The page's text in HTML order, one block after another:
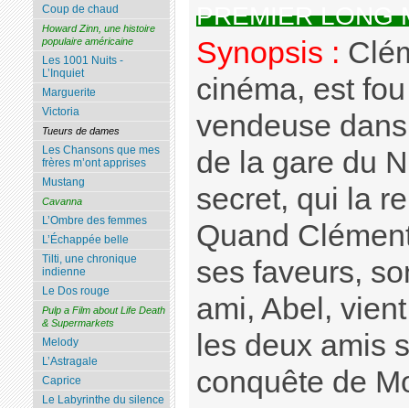
PREMIER LONG
Synopsis :
cinéma, est
vendeuse
de la gare du
secret, qui la
Quand
ses faveurs,
ami, Abel,
les deux amis
conquête de
Coup de chaud
Howard Zinn, une histoire
populaire américaine
Les 1001 Nuits -
L’Inquiet
Marguerite
Victoria
Tueurs de dames
Les Chansons que mes
frères m’ont apprises
Mustang
Cavanna
L’Ombre des femmes
L’Échappée belle
Tilti, une chronique
indienne
Le Dos rouge
Pulp a Film about Life Death
& Supermarkets
Melody
L’Astragale
Caprice
Le Labyrinthe du silence